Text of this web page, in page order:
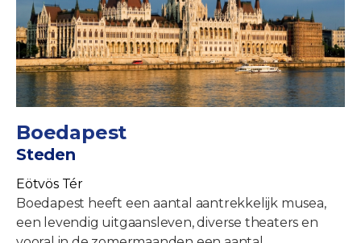
Boedapest
Steden
Eötvös Tér
Boedapest heeft een aantal aantrekkelijk musea,
een levendig uitgaansleven, diverse theaters en